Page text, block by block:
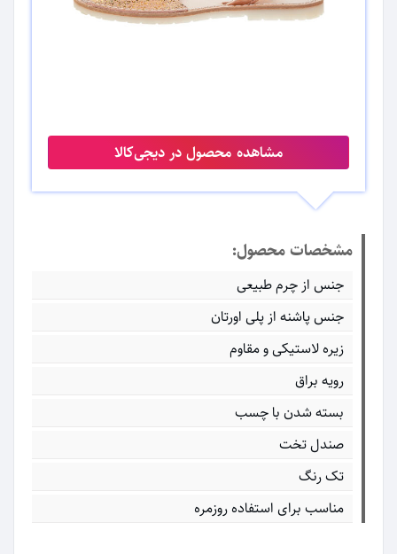
مشاهده محصول در دیجی‌کالا
مشخصات محصول:
جنس از چرم طبیعی
جنس پاشنه از پلی اورتان
زیره لاستیکی و مقاوم
رویه براق
بسته شدن با چسب
صندل تخت
تک رنگ
مناسب برای استفاده روزمره